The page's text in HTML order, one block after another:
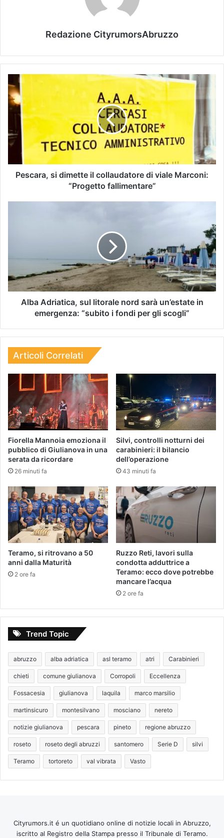
Redazione CityrumorsAbruzzo
Pescara, si dimette il collaudatore di viale Marconi:
“Progetto fallimentare”
Alba Adriatica, sul litorale nord sarà un’estate in
emergenza: “subito i fondi per gli scogli”
Articoli Correlati
Fiorella Mannoia emoziona il
pubblico di Giulianova in una
serata da ricordare
26 minuti fa
Silvi, controlli notturni dei
carabinieri: il bilancio
dell’operazione
43 minuti fa
Teramo, si ritrovano a 50
anni dalla Maturità
2 ore fa
Ruzzo Reti, lavori sulla
condotta adduttrice a
Teramo: ecco dove potrebbe
mancare l’acqua
2 ore fa
Trend Topic
abruzzo alba adriatica asl teramo atri Carabinieri
chieti comune giulianova Corropoli Eccellenza
Fossacesia giulianova laquila marco marsilio
martinsicuro montesilvano mosciano nereto
notizie giulianova pescara pineto regione abruzzo
roseto roseto degli abruzzi santomero Serie D silvi
Teramo tortoreto val vibrata Vasto
Cityrumors.it é un quotidiano online di notizie locali in Abruzzo,
iscritto al Registro della Stampa presso il Tribunale di Teramo.